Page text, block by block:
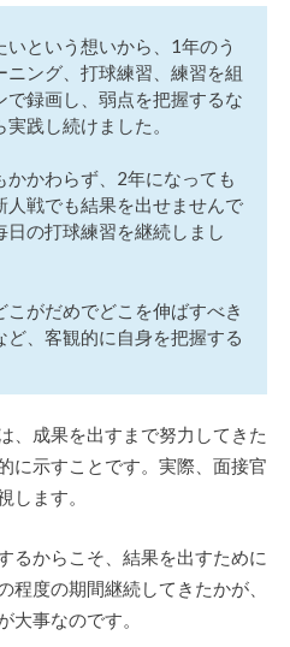
という想いから、1年のう
ング、打球練習、練習を組
録画し、弱点を把握するな
践し続けました。
かかわらず、2年になっても
人戦でも結果を出せませんで
の打球練習を継続しまし
こがだめでどこを伸ばすべき
、客観的に自身を把握する
、成果を出すまで努力してきた
に示すことです。実際、面接官
します。
るからこそ、結果を出すために
程度の期間継続してきたかが、
大事なのです。